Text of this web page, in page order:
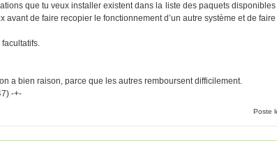
que tu veux installer existent dans la liste des paquets
avant de faire recopier le fonctionnement d’un autre système et de
facultatifs.
a bien raison, parce que les autres remboursent difficilement.
-+-
Poste